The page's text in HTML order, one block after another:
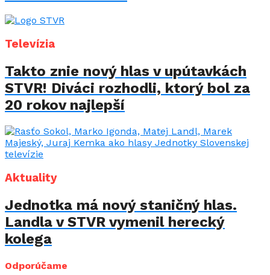
Televízia
Takto znie nový hlas v upútavkách
STVR! Diváci rozhodli, ktorý bol za
20 rokov najlepší
Aktuality
Jednotka má nový staničný hlas.
Landla v STVR vymenil herecký
kolega
Odporúčame